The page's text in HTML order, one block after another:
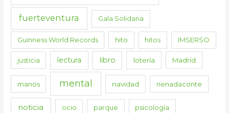
fuerteventura Gala Solidaria
Guinness World Records hito hitos IMSERSO
justicia lectura libro lotería Madrid
manos mental navidad nenadaconte
noticia ocio parque psicología